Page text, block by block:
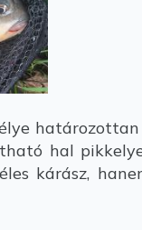
hal
kárász,